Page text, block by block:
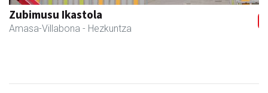
Zubimusu Ikastola
Amasa-Villabona - Hezkuntza